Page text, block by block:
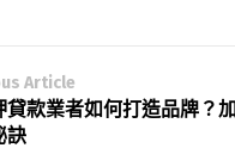
Article
貸款業者如何打造品牌？
訣